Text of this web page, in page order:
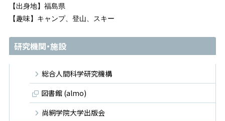
【出身地】福島県
【趣味】キャンプ、登山、スキー
研究機関・施設
総合人間科学研究機構
図書館 (almo)
尚絅学院大学出版会